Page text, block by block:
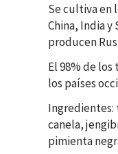
Se cultiva en
China, India y
producen
El 98% de los
los países
Ingredientes:
canela,
pimienta